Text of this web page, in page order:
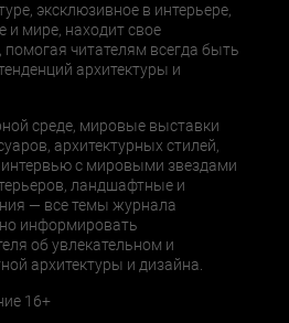
эксклюзивное в интерьере,
и мире, находит свое
читателям всегда быть
архитектуры и
среде, мировые выставки
архитектурных стилей,
интервью с мировыми звездами
ландшафтные и
— все темы журнала
информировать
об увлекательном и
архитектуры и дизайна.
16+